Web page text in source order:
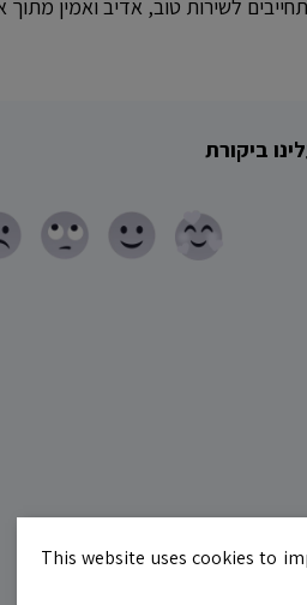
לשירות טוב, אדיב ואמין
ביקורת
This website uses cookies to